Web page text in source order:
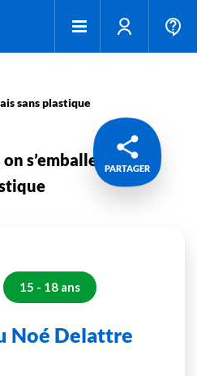
sans plastique
PARTAGER
s’emballe…
15 - 18 ans
Noé Delattre